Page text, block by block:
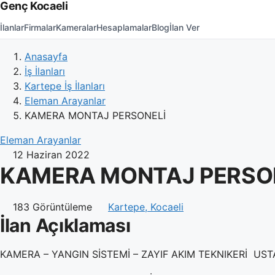
Genç Kocaeli
İlanlarFirmalarKameralarHesaplamalarBlogİlan Ver
Anasayfa
İş İlanları
Kartepe İş İlanları
Eleman Arayanlar
KAMERA MONTAJ PERSONELİ
Eleman Arayanlar
12 Haziran 2022
KAMERA MONTAJ
183 Görüntüleme Kartepe, Kocaeli
İlan Açıklaması
KAMERA – YANGIN SİSTEMİ – ZAYIF AKIM TEKNIKERİ